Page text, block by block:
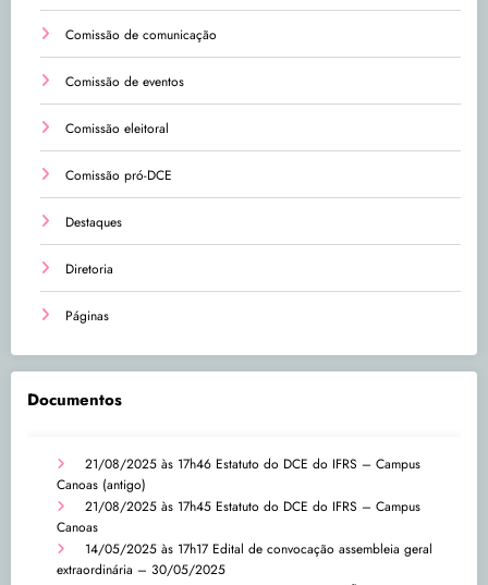
Comissão de comunicação
Comissão de eventos
Comissão eleitoral
Comissão pró-DCE
Destaques
Diretoria
Páginas
Documentos
21/08/2025 às 17h46 Estatuto do DCE do IFRS – Campus
Canoas (antigo)
21/08/2025 às 17h45 Estatuto do DCE do IFRS – Campus
Canoas
14/05/2025 às 17h17 Edital de convocação assembleia geral
extraordinária – 30/05/2025